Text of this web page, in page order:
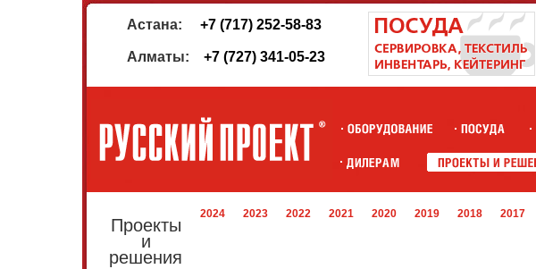
Астана: +7 (717) 252-58-83
Алматы: +7 (727) 341-05-23
Проекты
и
решения
2024 2023 2022 2021 2020 2019 2018 2017